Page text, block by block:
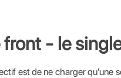
- le
est de ne charger qu'une